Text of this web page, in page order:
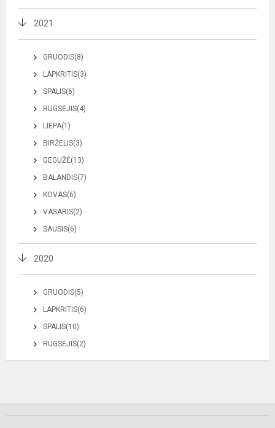
2021
GRUODIS(8)
LAPKRITIS(3)
SPALIS(6)
RUGSĖJIS(4)
LIEPA(1)
BIRŽELIS(3)
GEGUŽĖ(13)
BALANDIS(7)
KOVAS(6)
VASARIS(2)
SAUSIS(6)
2020
GRUODIS(5)
LAPKRITIS(6)
SPALIS(10)
RUGSĖJIS(2)